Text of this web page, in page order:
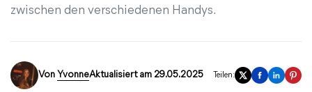
zwischen den verschiedenen Handys.
Von YvonneAktualisiert am 29.05.2025 Teilen: